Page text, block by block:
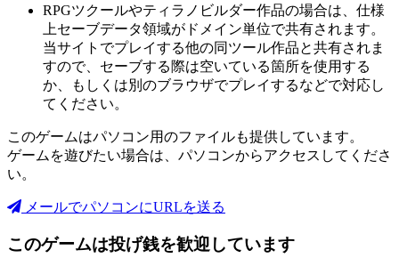
RPGツクールやティラノビルダー作品の場合は、仕様
上セーブデータ領域がドメイン単位で共有されます。
当サイトでプレイする他の同ツール作品と共有されま
すので、セーブする際は空いている箇所を使用する
か、もしくは別のブラウザでプレイするなどで対応し
てください。
このゲームはパソコン用のファイルも提供しています。
ゲームを遊びたい場合は、パソコンからアクセスしてくださ
い。
メールでパソコンにURLを送る
このゲームは投げ銭を歓迎しています